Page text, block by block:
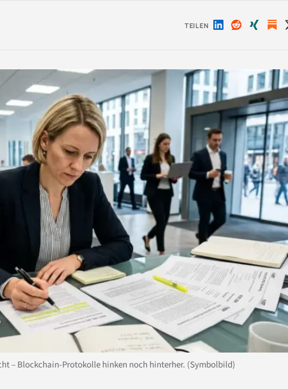
TEILEN Auf Auf Auf
– Blockchain-Protokolle hinken noch hinterher. (Symbolbild)